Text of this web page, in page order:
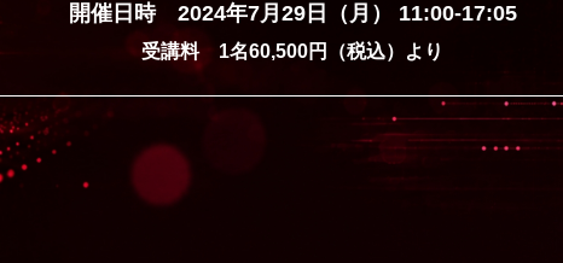
開催日時 2024年7月29日（月） 11:00-17:05
受講料 1名60,500円（税込）より